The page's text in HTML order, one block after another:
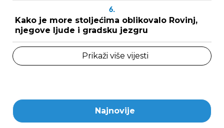
6.
Kako je more stoljećima oblikovalo Rovinj,
njegove ljude i gradsku jezgru
Prikaži više vijesti
Najnovije